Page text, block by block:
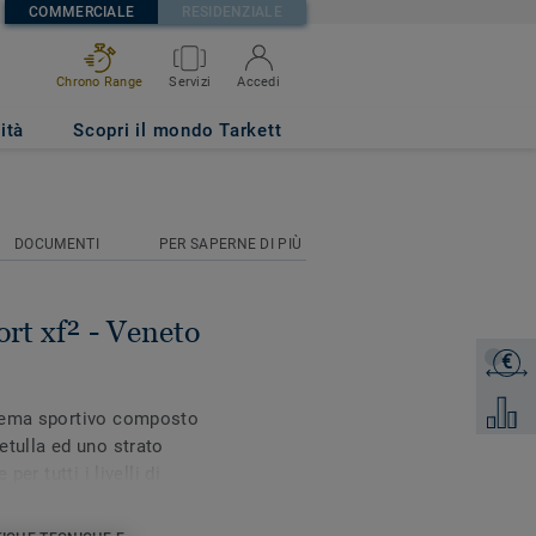
COMMERCIALE RESIDENZIALE
Chrono Range Servizi Accedi
Scopri il mondo Tarkett
645
€
Ottieni
DOCUMENTI PER SAPERNE DI PIÙ
xf² - Veneto
sportivo composto
ed uno strato
alla sottostruttura